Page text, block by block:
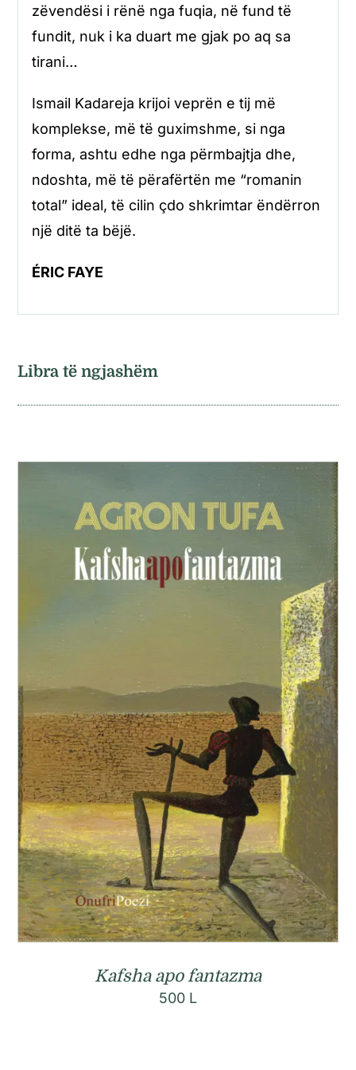
zëvendësi i rënë nga fuqia, në fund të
fundit, nuk i ka duart me gjak po aq sa
tirani…
Ismail Kadareja krijoi veprën e tij më
komplekse, më të guximshme, si nga
forma, ashtu edhe nga përmbajtja dhe,
ndoshta, më të përafërtën me “romanin
total” ideal, të cilin çdo shkrimtar ëndërron
një ditë ta bëjë.
ÉRIC FAYE
Libra të ngjashëm
Kafsha apo fantazma
500 L